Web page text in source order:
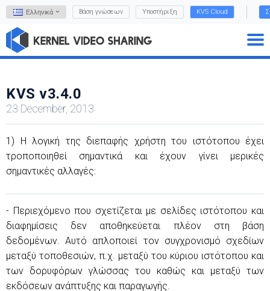
Ελληνικά Βάση γνώσεων Υποστήριξη KVS Cloud
KVS v3.4.0
23 December, 2013
1) Η λογική της διεπαφής χρήστη του ιστότοπου έχει
τροποποιηθεί σημαντικά και έχουν γίνει μερικές
σημαντικές αλλαγές:
- Περιεχόμενο που σχετίζεται με σελίδες ιστότοπου και
διαφημίσεις δεν αποθηκεύεται πλέον στη βάση
δεδομένων. Αυτό απλοποιεί τον συγχρονισμό σχεδίων
μεταξύ τοποθεσιών, π.χ. μεταξύ του κύριου ιστότοπου και
των δορυφόρων γλώσσας του καθώς και μεταξύ των
εκδόσεων ανάπτυξης και παραγωγής.